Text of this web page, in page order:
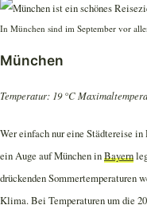
In München sind im September vor
München
Temperatur: 19 °C
Wer einfach nur eine Städtereise
ein Auge auf München inBayern
drückenden Sommertemperaturen
Klima. Bei Temperaturen um die